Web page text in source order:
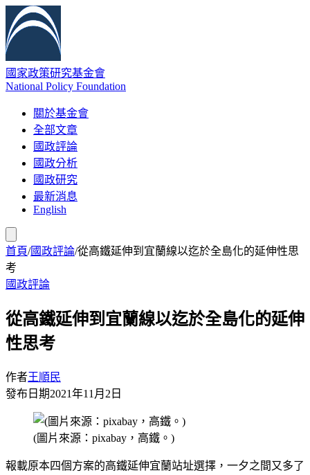
國家政策研究基金會
National Policy Foundation
關於基金會
全部文章
國政評論
國政分析
國政研究
最新消息
English
首頁/國政評論/從高鐵延伸到宜蘭線以迄於全島化的延伸性思
考
國政評論
從高鐵延伸到宜蘭線以迄於全島化的延伸
性思考
作者王順民
發布日期2021年11月2日
(圖片來源：pixabay，高鐵。)
報載原本四個方案的高鐵延伸宜蘭站址選擇，一夕之間又多了